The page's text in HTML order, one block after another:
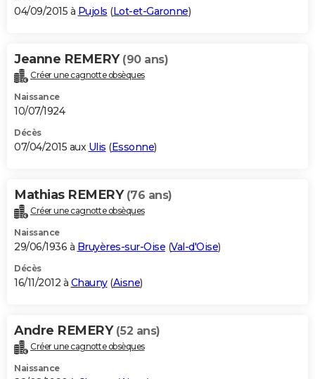
04/09/2015 à Pujols (Lot-et-Garonne)
Jeanne REMERY (90 ans)
Créer une cagnotte obsèques
Naissance
10/07/1924
Décès
07/04/2015 aux Ulis (Essonne)
Mathias REMERY (76 ans)
Créer une cagnotte obsèques
Naissance
29/06/1936 à Bruyères-sur-Oise (Val-d'Oise)
Décès
16/11/2012 à Chauny(Aisne)
Andre REMERY (52 ans)
Créer une cagnotte obsèques
Naissance